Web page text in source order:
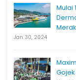
Mulai
Jan 30, 2024